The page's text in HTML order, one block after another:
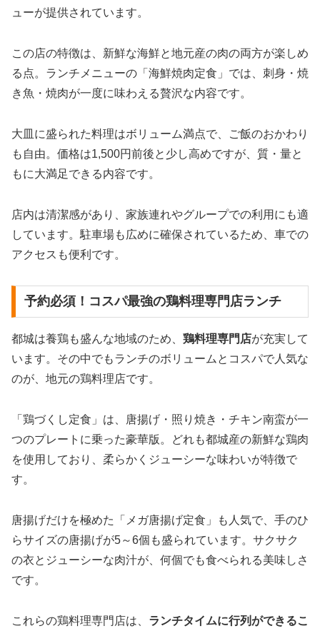
ューが提供されています。
この店の特徴は、新鮮な海鮮と地元産の肉の両方が楽しめ
る点。ランチメニューの「海鮮焼肉定食」では、刺身・焼
き魚・焼肉が一度に味わえる贅沢な内容です。
大皿に盛られた料理はボリューム満点で、ご飯のおかわり
も自由。価格は1,500円前後と少し高めですが、質・量と
もに大満足できる内容です。
店内は清潔感があり、家族連れやグループでの利用にも適
しています。駐車場も広めに確保されているため、車での
アクセスも便利です。
予約必須！コスパ最強の鶏料理専門店ランチ
都城は養鶏も盛んな地域のため、 鶏料理専門店が充実して
います。その中でもランチのボリュームとコスパで人気な
のが、地元の鶏料理店です。
「鶏づくし定食」は、唐揚げ・照り焼き・チキン南蛮が一
つのプレートに乗った豪華版。どれも都城産の新鮮な鶏肉
を使用しており、柔らかくジューシーな味わいが特徴で
す。
唐揚げだけを極めた「メガ唐揚げ定食」も人気で、手のひ
らサイズの唐揚げが5～6個も盛られています。サクサク
の衣とジューシーな肉汁が、何個でも食べられる美味しさ
です。
これらの鶏料理専門店は、 ランチタイムに行列ができるこ